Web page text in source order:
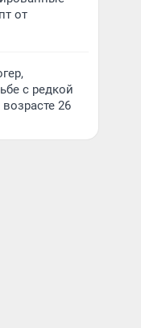
от
с редкой
26